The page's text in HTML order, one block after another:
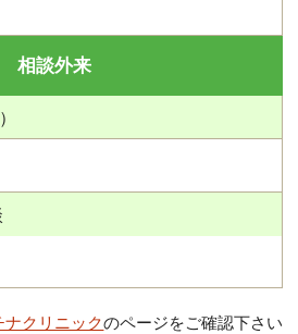
相談外来
ナクリニックのページをご確認下さい